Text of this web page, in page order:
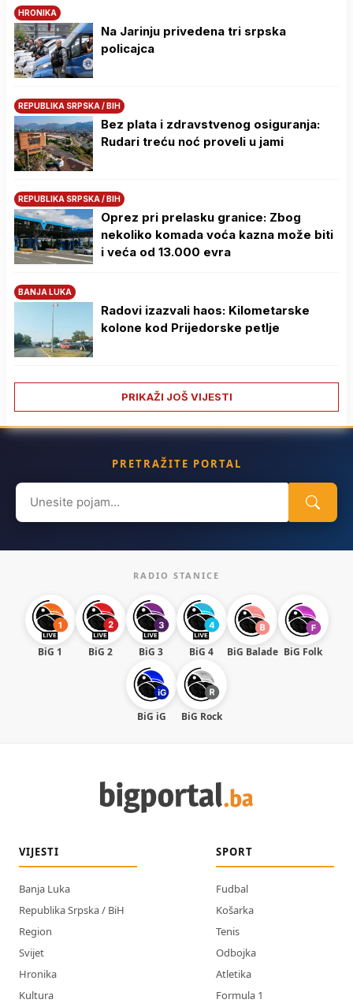
HRONIKA
Na Јarinju privedena tri srpska
policajca
REPUBLIKA SRPSKA / BIH
Bez plata i zdravstvenog osiguranja:
Rudari treću noć proveli u jami
REPUBLIKA SRPSKA / BIH
Oprez pri prelasku granice: Zbog
nekoliko komada voća kazna može biti
i veća od 13.000 evra
BANJA LUKA
Radovi izazvali haos: Kilometarske
kolone kod Prijedorske petlje
PRIKAŽI JOŠ VIJESTI
PRETRAŽITE PORTAL
Search
for:
RADIO STANICE
BiG 1 BiG 2 BiG 3 BiG 4 BiG Balade BiG Folk
BiG iG BiG Rock
VIJESTI
Banja Luka
Republika Srpska / BiH
Region
Svijet
Hronika
Kultura
SPORT
Fudbal
Košarka
Tenis
Odbojka
Atletika
Formula 1